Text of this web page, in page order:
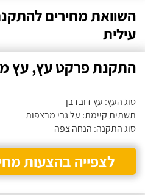
השוואת מחירים
עילית
התקנת פרקט עץ, עץ
סוג העץ: עץ דובדבן
תשתית קיימת: על גבי מרצפות
סוג התקנה: הנחה צפה
לצפייה בהצעות